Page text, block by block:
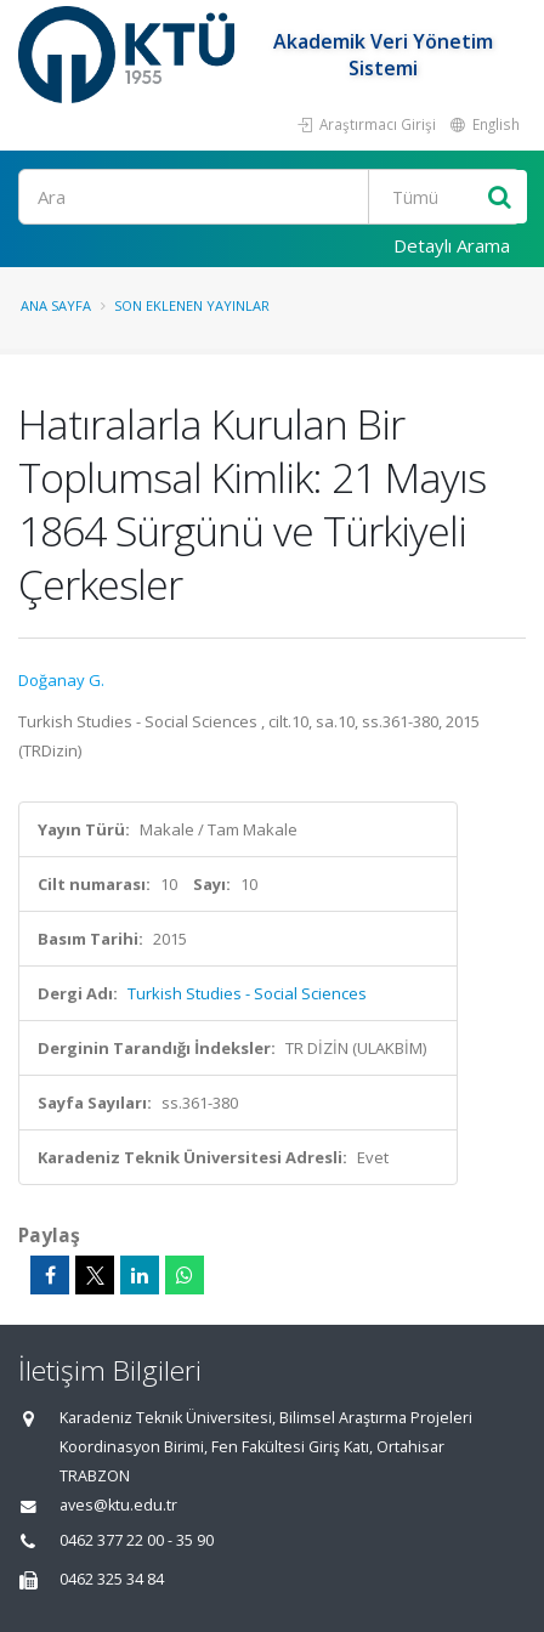
Akademik Veri Yönetim
Sistemi
Araştırmacı Girişi English
Ara
Detaylı Arama
ANA SAYFA SON EKLENEN YAYINLAR
Hatıralarla Kurulan Bir
Toplumsal Kimlik: 21 Mayıs
1864 Sürgünü ve Türkiyeli
Çerkesler
Doğanay G.
Turkish Studies - Social Sciences , cilt.10, sa.10, ss.361-380, 2015
(TRDizin)
Yayın Türü: Makale / Tam Makale
Cilt numarası: 10 Sayı: 10
Basım Tarihi: 2015
Dergi Adı: Turkish Studies - Social Sciences
Derginin Tarandığı İndeksler: TR DİZİN (ULAKBİM)
Sayfa Sayıları: ss.361-380
Karadeniz Teknik Üniversitesi Adresli: Evet
Paylaş
İletişim Bilgileri
Karadeniz Teknik Üniversitesi, Bilimsel Araştırma Projeleri
Koordinasyon Birimi, Fen Fakültesi Giriş Katı, Ortahisar
TRABZON
aves@ktu.edu.tr
0462 377 22 00 - 35 90
0462 325 34 84